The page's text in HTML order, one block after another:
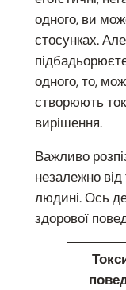
одного, ви
стосунках.
одного, то,
створюють
вирішення.
Важливо
незалежно від
людині. Ось
здорової